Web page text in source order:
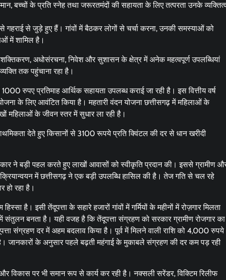
बच्चों के प्रति स्नेह तथा जरूरतमंदों की सहायता के लिए तत्परता उनके
से जुड़े हुए हैं। गांवों में बैठकर लोगों से चर्चा करना, उनकी समस्याओं को
में शामिल है।
अधोसंरचना, निवेश और सुशासन के क्षेत्र में अनेक महत्वपूर्ण उपलब्धियां
तक पहुंचाना रहा है।
रुपए प्रतिमाह आर्थिक सहायता उपलब्ध कराई जा रही है। इस वित्तीय वर्ष
के लिए आवंटित किया है। महतारी वंदन योजना छत्तीसगढ़ में महिलाओं के
महिलाओं के जीवन स्तर में सुधार ला रही है।
देते हुए किसानों से 3100 रूपये प्रति क्विंटल की दर से धान खरीदी
ने बड़ी पहल करते हुए लाखों आवासों को स्वीकृति प्रदान की। इससे ग्रामीण
में छत्तीसगढ़ ने एक बड़ी उपलब्धि हासिल की है। तेज गति से चल रहे
हो रहा है।
है। इसी तेंदूपत्ता के सहारे हजारों गांवों में गर्मियों के महीनों में रोज़गार मिलता
बनता है। यही वजह है कि तेंदूपत्ता संग्रहण को सरकार ग्रामीण रोजगार का
संग्रहण दर में अहम बदलाव किया है। पूर्व में मिलने वाली राशि को 4,000 रुपये
जानकारों के अनुसार पहले बढ़ती महंगाई के मुकाबले संग्रहण की दर कम पड़ रही
विकास पर भी समान रूप से कार्य कर रही है। नक्सली सरेंडर, विक्टिम रिलीफ